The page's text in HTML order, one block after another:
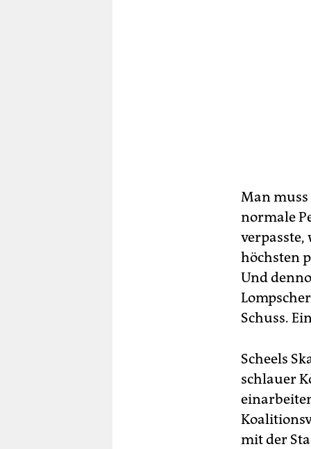
Man muss
normale
verpasste,
höchsten
Und
Schuss.
Scheels
schlauer
mit der